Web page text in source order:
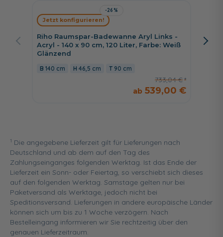
-26%
Riho Raumspar-Badewanne Aryl Links -
Acryl - 140 x 90 cm, 120 Liter, Farbe: Weiß
Glänzend
140 cm 46,5 cm 90 cm
733,04 €
539,00 €
Jetzt konfigurieren!
Riho
Acryl -
1 Die angegebene Lieferzeit gilt für Lieferungen nach
Deutschland und ab dem auf den Tag des
Zahlungseinganges folgenden Werktag. Ist das Ende der
Lieferzeit ein Sonn- oder Feiertag, so verschiebt sich dieses
auf den folgenden Werktag. Samstage gelten nur bei
Paketversand als Werktage, jedoch nicht bei
Speditionsversand. Lieferungen in andere europäische Länder
können sich um bis zu 1 Woche verzögern. Nach
Bestelleingang informieren wir Sie rechtzeitig über den
genauen Lieferzeitraum.